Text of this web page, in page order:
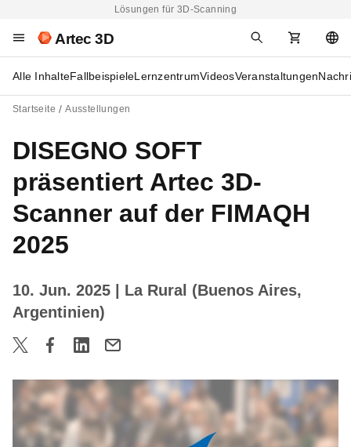
Lösungen für 3D-Scanning
Artec 3D
Alle InhalteFallbeispieleLernzentrumVideosVeranstaltungen
Startseite Ausstellungen
DISEGNO SOFT
präsentiert Artec 3D-
Scanner auf der FIMAQH
2025
10. Jun. 2025
| La Rural (Buenos Aires,
Argentinien)